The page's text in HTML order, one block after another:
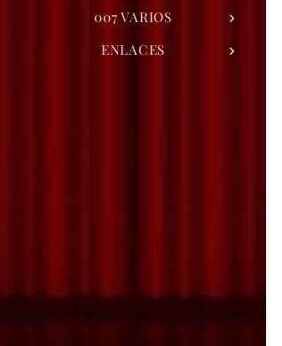
007 VARIOS
ENLACES